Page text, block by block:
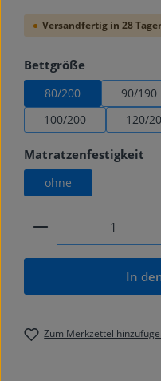
Versandfertig in 28
Bettgröße
80/200 90/190
100/200
120/
Matratzenfestigkeit
ohne
Produkt Anzahl:
In
Zum Merkzettel